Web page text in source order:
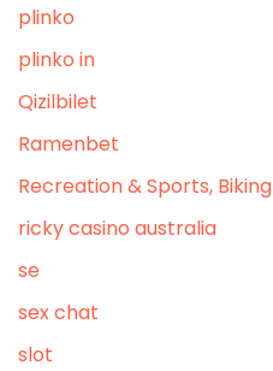
plinko
plinko in
Qizilbilet
Ramenbet
Recreation & Sports, Biking
ricky casino australia
se
sex chat
slot